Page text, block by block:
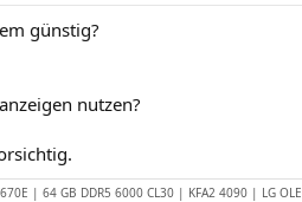
günstig?
nutzen?
| 64 GB DDR5 6000 CL30 | KFA2 4090 | LG